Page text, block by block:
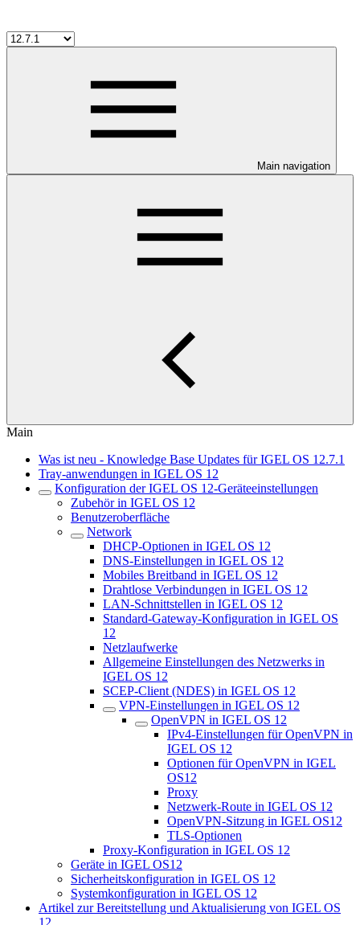
Main navigation
Main
Was ist neu - Knowledge Base Updates für IGEL OS 12.7.1
Tray-anwendungen in IGEL OS 12
Konfiguration der IGEL OS 12-Geräteeinstellungen
Zubehör in IGEL OS 12
Benutzeroberfläche
Network
DHCP-Optionen in IGEL OS 12
DNS-Einstellungen in IGEL OS 12
Mobiles Breitband in IGEL OS 12
Drahtlose Verbindungen in IGEL OS 12
LAN-Schnittstellen in IGEL OS 12
Standard-Gateway-Konfiguration in IGEL OS
12
Netzlaufwerke
Allgemeine Einstellungen des Netzwerks in
IGEL OS 12
SCEP-Client (NDES) in IGEL OS 12
VPN-Einstellungen in IGEL OS 12
OpenVPN in IGEL OS 12
IPv4-Einstellungen für OpenVPN in
IGEL OS 12
Optionen für OpenVPN in IGEL
OS12
Proxy
Netzwerk-Route in IGEL OS 12
OpenVPN-Sitzung in IGEL OS12
TLS-Optionen
Proxy-Konfiguration in IGEL OS 12
Geräte in IGEL OS12
Sicherheitskonfiguration in IGEL OS 12
Systemkonfiguration in IGEL OS 12
Artikel zur Bereitstellung und Aktualisierung von IGEL OS
12